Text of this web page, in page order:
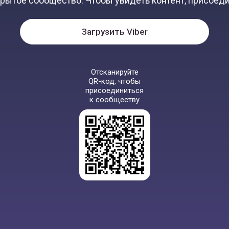
Загрузить Viber
Отсканируйте
QR-код, чтобы
присоединиться
к сообществу